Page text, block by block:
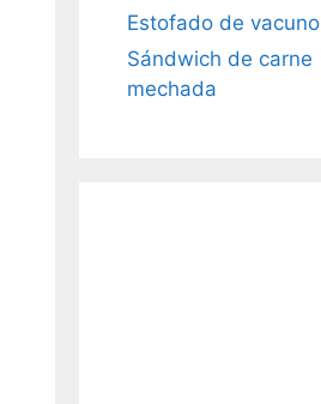
Estofado de vacuno
Sándwich de carne
mechada